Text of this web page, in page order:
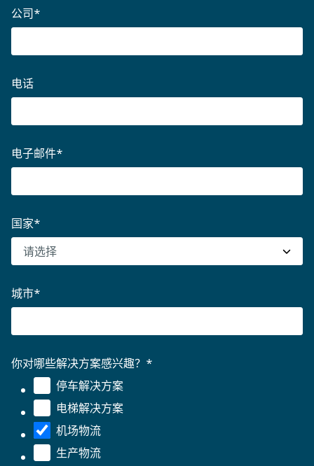
公司*
电话
电子邮件*
国家*
城市*
你对哪些解决方案感兴趣？ *
停车解决方案
电梯解决方案
机场物流
生产物流